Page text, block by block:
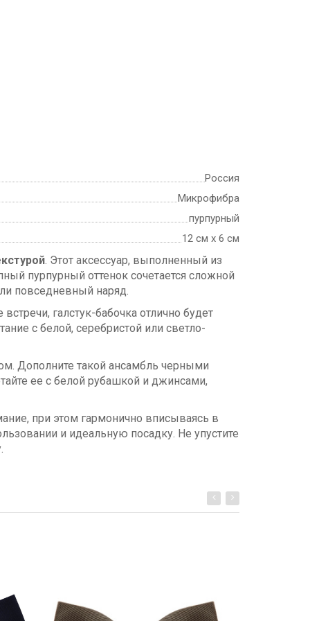
Россия
Микрофибра
пурпурный
12 см х 6 см
. Этот аксессуар, выполненный из
пурпурный оттенок сочетается сложной
повседневный наряд.
галстук-бабочка отлично будет
с белой, серебристой или светло-
Дополните такой ансамбль черными
ее с белой рубашкой и джинсами,
при этом гармонично вписываясь в
и идеальную посадку. Не упустите